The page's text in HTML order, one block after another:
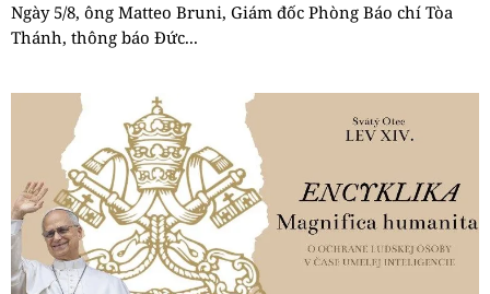
Ngày 5/8, ông Matteo Bruni, Giám đốc Phòng Báo chí Tòa
Thánh, thông báo Đức...